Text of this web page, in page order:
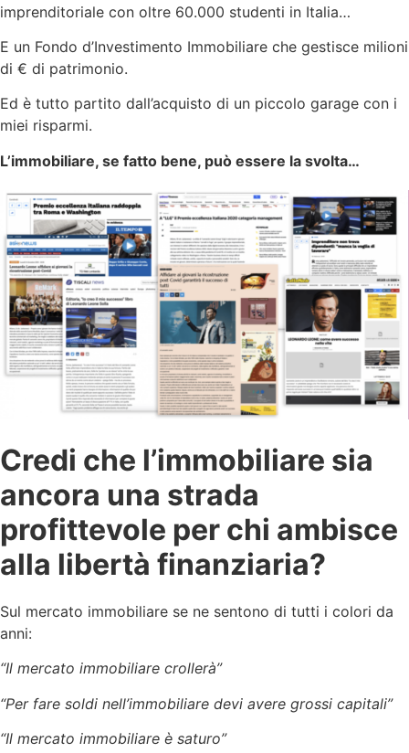
imprenditoriale con oltre 60.000 studenti in Italia…
E un Fondo d’Investimento Immobiliare che gestisce milioni
di € di patrimonio.
Ed è tutto partito dall’acquisto di un piccolo garage con i
miei risparmi.
L’immobiliare, se fatto bene, può essere la svolta…
Credi che l’immobiliare sia
ancora una strada
profittevole per chi ambisce
alla libertà finanziaria?
Sul mercato immobiliare se ne sentono di tutti i colori da
anni:
“Il mercato immobiliare crollerà”
“Per fare soldi nell’immobiliare devi avere grossi capitali”
“Il mercato immobiliare è saturo”